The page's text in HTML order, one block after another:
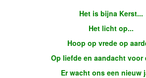
Het is bijna Kerst...
Het licht op...
Hoop op vrede op
Op liefde en aandacht voor
Er wacht ons een nieuw